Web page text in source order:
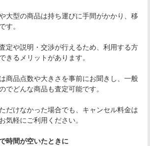
大型の商品は持ち運びに手間がかかり、移
す。
定や説明・交渉が行えるため、利用する方
きるメリットがあります。
商品点数や大きさを事前にお聞きし、一般
でどんな商品も査定可能です。
だけなかった場合でも、キャンセル料金は
気軽にご利用ください。
時間が空いたときに